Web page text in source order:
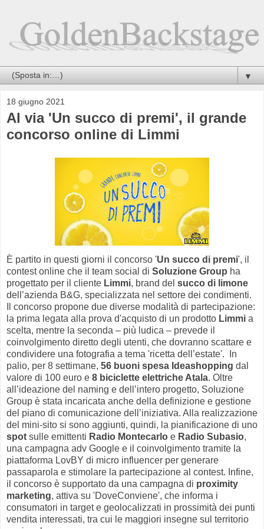
▼
18 giugno 2021
Al via 'Un succo di premi', il grande
concorso online di Limmi
È partito in questi giorni il concorso 'Un succo di premi', il
contest online che il team social di Soluzione Group ha
progettato per il cliente Limmi, brand del succo di limone
dell’azienda B&G, specializzata nel settore dei condimenti.
Il concorso propone due diverse modalità di partecipazione:
la prima legata alla prova d'acquisto di un prodotto Limmi a
scelta, mentre la seconda – più ludica – prevede il
coinvolgimento diretto degli utenti, che dovranno scattare e
condividere una fotografia a tema 'ricetta dell’estate'. In
palio, per 8 settimane, 56 buoni spesa Ideashopping dal
valore di 100 euro e 8 biciclette elettriche Atala. Oltre
all’ideazione del naming e dell’intero progetto, Soluzione
Group è stata incaricata anche della definizione e gestione
del piano di comunicazione dell’iniziativa. Alla realizzazione
del mini-sito si sono aggiunti, quindi, la pianificazione di uno
spot sulle emittenti Radio Montecarlo e Radio Subasio,
una campagna adv Google e il coinvolgimento tramite la
piattaforma LovBY di micro influencer per generare
passaparola e stimolare la partecipazione al contest. Infine,
il concorso è supportato da una campagna di proximity
marketing, attiva su 'DoveConviene', che informa i
consumatori in target e geolocalizzati in prossimità dei punti
vendita interessati, tra cui le maggiori insegne sul territorio